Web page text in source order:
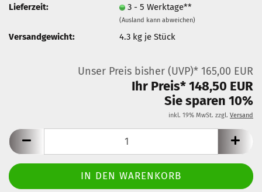
Lieferzeit:
3 - 5 Werktage**
(Ausland kann abweichen)
Versandgewicht: 4.3 kg je Stück
Unser Preis bisher (UVP)* 165,00 EUR
Ihr Preis* 148,50 EUR
Sie sparen 10%
inkl. 19% MwSt. zzgl. Versand